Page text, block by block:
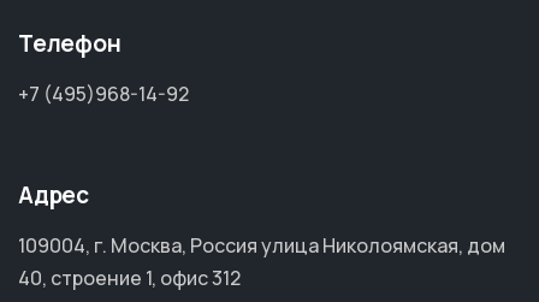
Телефон
+7 (495)968-14-92
Адрес
109004, г. Москва, Россия улица Николоямская, дом
40, строение 1, офис 312